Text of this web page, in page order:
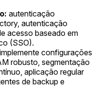
autenticação
autenticação
acesso baseado em
(SSO).
implemente configurações
robusto, segmentação
aplicação regular
de backup e